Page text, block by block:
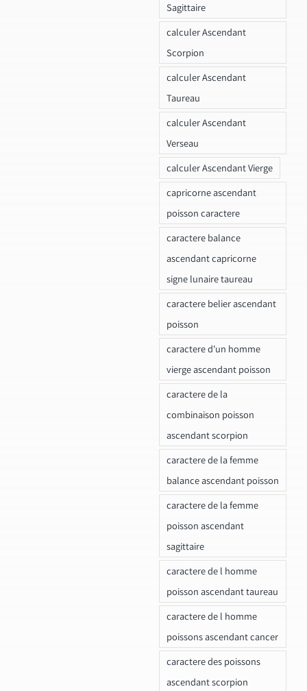
Sagittaire
calculer Ascendant
Scorpion
calculer Ascendant
Taureau
calculer Ascendant
Verseau
calculer Ascendant Vierge
capricorne ascendant
poisson caractere
caractere balance
ascendant capricorne
signe lunaire taureau
caractere belier ascendant
poisson
caractere d'un homme
vierge ascendant poisson
caractere de la
combinaison poisson
ascendant scorpion
caractere de la femme
balance ascendant poisson
caractere de la femme
poisson ascendant
sagittaire
caractere de l homme
poisson ascendant taureau
caractere de l homme
poissons ascendant cancer
caractere des poissons
ascendant scorpion